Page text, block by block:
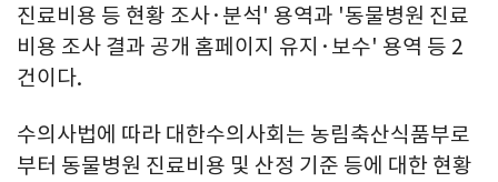
진료비용 등 현황 조사·분석' 용역과 '동물병원 진료
비용 조사 결과 공개 홈페이지 유지·보수' 용역 등 2
건이다.
수의사법에 따라 대한수의사회는 농림축산식품부로
부터 동물병원 진료비용 및 산정 기준 등에 대한 현황